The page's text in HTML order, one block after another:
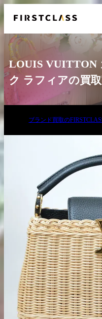
出張買取の
お申込み
LOUIS VUITTON
ク ラフィアの買
ブランド買取の